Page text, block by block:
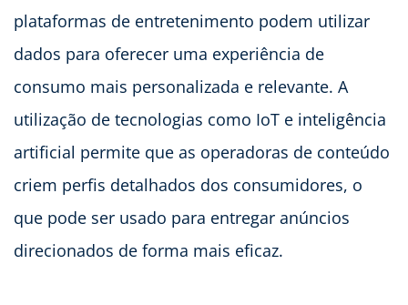
plataformas de entretenimento podem utilizar
dados para oferecer uma experiência de
consumo mais personalizada e relevante. A
utilização de tecnologias como IoT e inteligência
artificial permite que as operadoras de conteúdo
criem perfis detalhados dos consumidores, o
que pode ser usado para entregar anúncios
direcionados de forma mais eficaz.